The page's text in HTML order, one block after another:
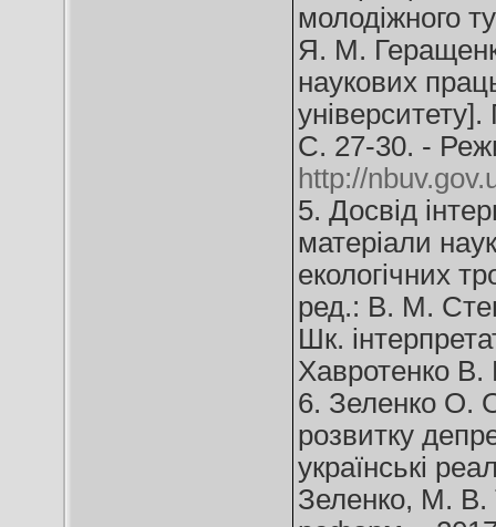
молодіжного
Я. М.
наукових
С. 27-30. -
http://
5. Досвід
матеріали
екологічних
ред.: В. М.
Шк.
Хавротенко В.
6. Зеленко О.
розвитку
українські
Зеленко, М. В.